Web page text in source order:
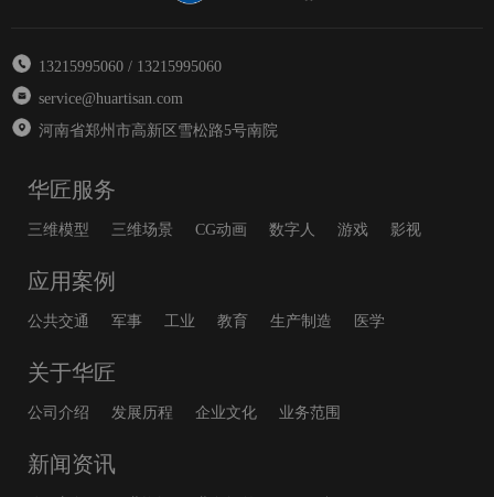
13215995060 / 13215995060
service@huartisan.com
河南省郑州市高新区雪松路5号南院
华匠服务
三维模型 三维场景 CG动画 数字人 游戏 影视
应用案例
公共交通 军事 工业 教育 生产制造 医学
关于华匠
公司介绍 发展历程 企业文化 业务范围
新闻资讯